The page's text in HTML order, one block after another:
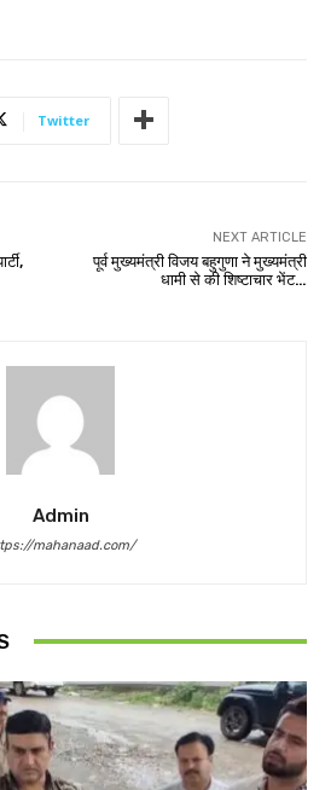
Twitter
NEXT ARTICLE
पूर्व मुख्यमंत्री विजय बहुगुणा ने मुख्यमंत्री
धामी से की शिष्टाचार भेंट…
Admin
mahanaad.com/